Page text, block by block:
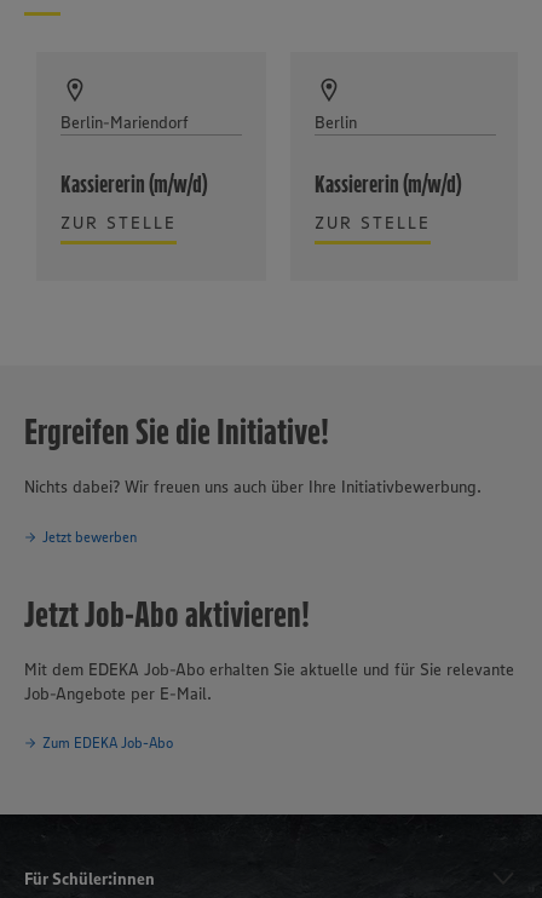
Berlin-Mariendorf
Kassiererin (m/w/d)
ZUR STELLE
Berlin
Kassiererin (m/w/d)
ZUR STELLE
Ergreifen Sie die Initiative!
Nichts dabei? Wir freuen uns auch über Ihre Initiativbewerbung.
Jetzt bewerben
Jetzt Job-Abo aktivieren!
Mit dem EDEKA Job-Abo erhalten Sie aktuelle und für Sie relevante
Job-Angebote per E-Mail.
Zum EDEKA Job-Abo
Für Schüler:innen